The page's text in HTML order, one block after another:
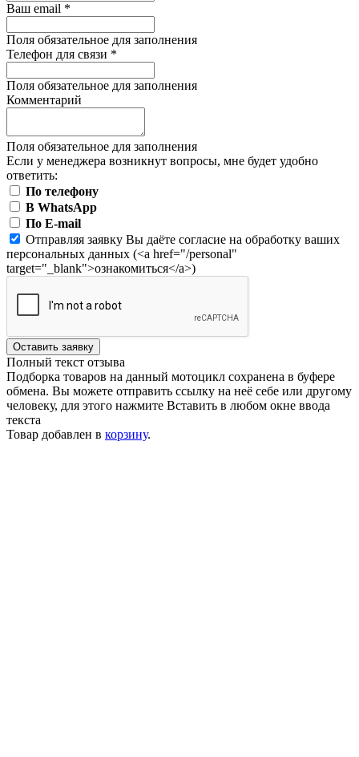
Ваш email *
Поля обязательное для заполнения
Телефон для связи *
Поля обязательное для заполнения
Комментарий
Поля обязательное для заполнения
Если у менеджера возникнут вопросы, мне будет удобно
ответить:
По телефону
В WhatsApp
По E-mail
Отправляя заявку Вы даёте согласие на обработку ваших
персональных данных (<a href="/personal"
target="_blank">ознакомиться</a>)
Оставить заявку
Полный текст отзыва
Подборка товаров на данный мотоцикл сохранена в буфере
обмена. Вы можете отправить ссылку на неё себе или другому
человеку, для этого нажмите Вставить в любом окне ввода
текста
Товар добавлен в корзину.